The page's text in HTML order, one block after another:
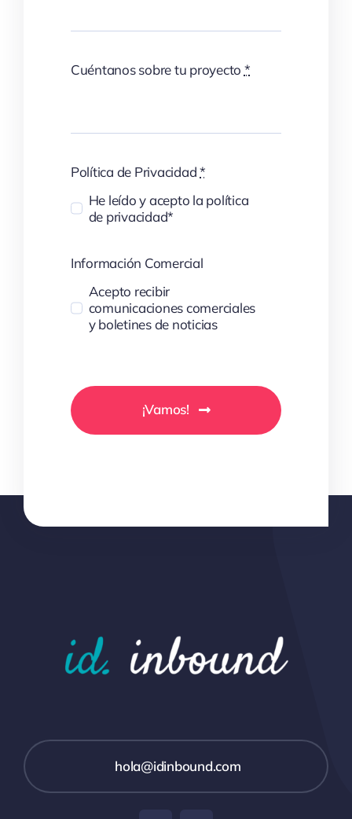
Cuéntanos sobre tu proyecto *
Política de Privacidad*
He leído y acepto la política
de privacidad*
Información Comercial
Acepto recibir
comunicaciones comerciales
y boletines de noticias
¡Vamos!
hola@idinbound.com